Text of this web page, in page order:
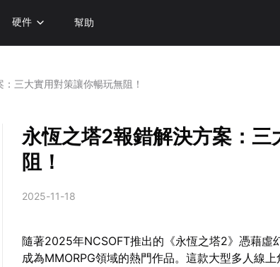
硬件 幫助
三大實用對策讓你暢玩無阻！
永恆之塔2報錯解決方案：
阻！
2025-11-18
隨著2025年NCSOFT推出的《永恆之塔2》憑藉虛
成為MMORPG領域的熱門作品。這款大型多人線